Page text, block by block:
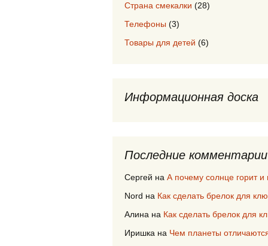
Страна смекалки (28)
Телефоны (3)
Товары для детей (6)
Информационная доска
Последние комментарии
Сергей на А почему солнце горит и
Nord на Как сделать брелок для
Алина на Как сделать брелок для
Иришка на Чем планеты